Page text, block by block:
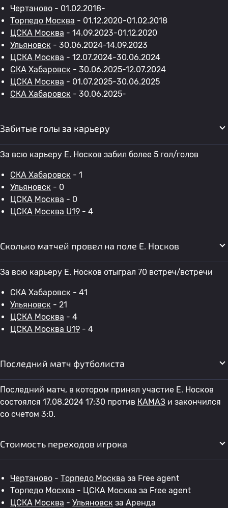
Чертаново - 01.02.2018-
Торпедо Москва - 01.12.2020-01.02.2018
ЦСКА Москва - 14.09.2023-01.12.2020
Ульяновск - 30.06.2024-14.09.2023
ЦСКА Москва - 12.07.2024-30.06.2024
СКА Хабаровск - 30.06.2025-12.07.2024
ЦСКА Москва - 01.07.2025-30.06.2025
СКА Хабаровск - 30.06.2025-
Забитые голы за карьеру
За всю карьеру E. Носков забил более 5 гол/голов
СКА Хабаровск - 1
Ульяновск - 0
ЦСКА Москва - 0
ЦСКА Москва U19 - 4
Сколько матчей провел на поле E. Носков
За всю карьеру E. Носков отыграл 70 встреч/встречи
СКА Хабаровск - 41
Ульяновск - 21
ЦСКА Москва - 4
ЦСКА Москва U19 - 4
Последний матч футболиста
Последний матч, в котором принял участие E. Носков
состоялся 17.08.2024 17:30 против КАМАЗ и закончился
со счетом 3:0.
Стоимость переходов игрока
Чертаново - Торпедо Москва за Free agent
Торпедо Москва - ЦСКА Москва за Free agent
ЦСКА Москва - Ульяновск за Аренда